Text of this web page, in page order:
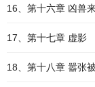
16、第十六章 凶兽
17、第十七章 虚影
18、第十八章 嚣张